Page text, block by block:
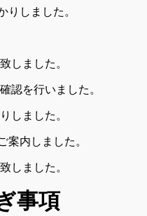
りしました。
しました。
認を行いました。
しました。
案内しました。
しました。
事項